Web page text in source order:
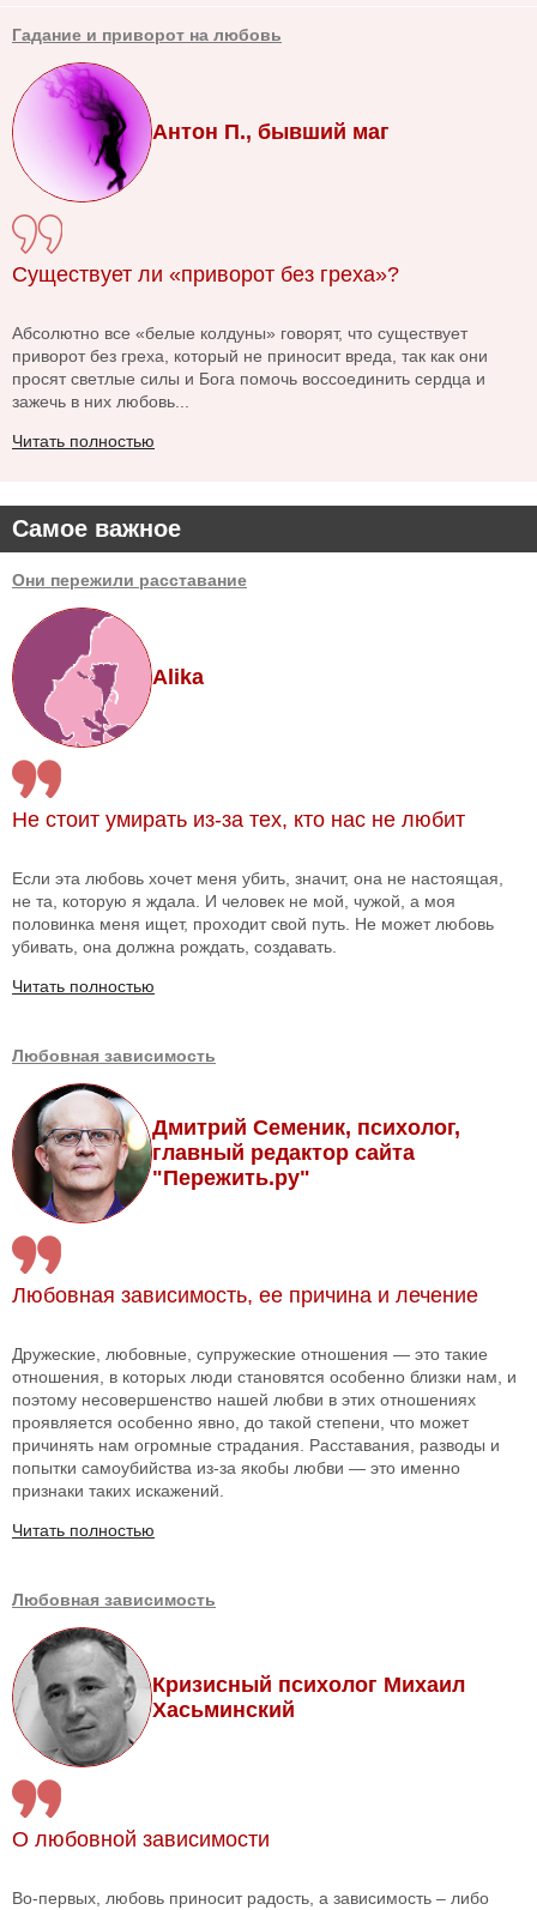
Самое важное
Они пережили расставание
Alika
Не стоит умирать из-за тех, кто нас не любит
Если эта любовь хочет меня убить, значит, она не настоящая,
не та, которую я ждала. И человек не мой, чужой, а моя
половинка меня ищет, проходит свой путь. Не может любовь
убивать, она должна рождать, создавать.
Читать полностью
Любовная зависимость
Дмитрий Семеник, психолог,
главный редактор сайта
"Пережить.ру"
Любовная зависимость, ее причина и лечение
Дружеские, любовные, супружеские отношения — это такие
отношения, в которых люди становятся особенно близки нам, и
поэтому несовершенство нашей любви в этих отношениях
проявляется особенно явно, до такой степени, что может
причинять нам огромные страдания. Расставания, разводы и
попытки самоубийства из-за якобы любви — это именно
признаки таких искажений.
Читать полностью
Любовная зависимость
Кризисный психолог Михаил
Хасьминский
О любовной зависимости
Во-первых, любовь приносит радость, а зависимость – либо
Гадание и приворот на любовь
Антон П., бывший маг
Существует ли «приворот без греха»?
Абсолютно все «белые колдуны» говорят, что существует
приворот без греха, который не приносит вреда, так как они
просят светлые силы и Бога помочь воссоединить сердца и
зажечь в них любовь...
Читать полностью